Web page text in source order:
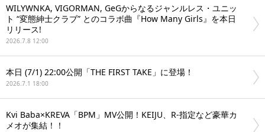
WILYWNKA, VIGORMAN, GeGからなるジャンルレス・ユニッ
ト “変態紳士クラブ” とのコラボ曲『How Many Girls』を本日
リリース!
2026.7.8 12:00
本日 (7/1) 22:00公開「THE FIRST TAKE」に登場！
2026.7.1 18:00
Kvi Baba×KREVA「BPM」MV公開！KEIJU、R-指定など豪華カ
メオが集結！！